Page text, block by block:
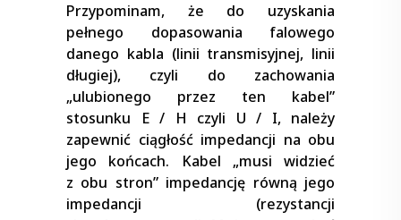
Przypominam, że do uzyskania
pełnego dopasowania falowego
danego kabla (linii transmisyjnej, linii
długiej), czyli do zachowania
„ulubionego przez ten kabel”
stosunku E / H czyli U / I, należy
zapewnić ciągłość impedancji na obu
jego końcach. Kabel „musi widzieć
z obu stron” impedancję równą jego
impedancji (rezystancji